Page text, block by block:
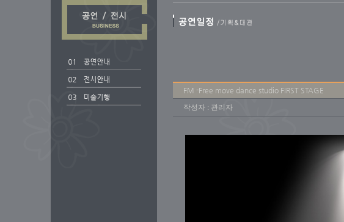
FM -Free move dance studio FIRST STAGE
작성자 : 관리자